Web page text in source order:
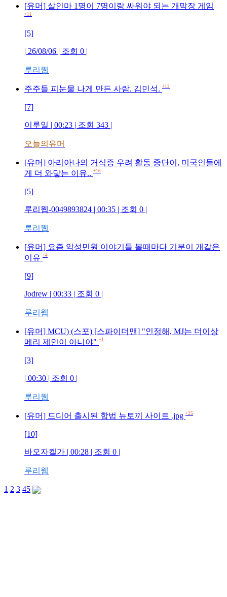
[유머] 살인마 1명이 7명이랑 싸워야 되는 개막장 게임
+11
[5]
| 26/08/06 | 조회 0 |
루리웹
주주들 피눈물 나게 만든 사람. 김민석. +12
[7]
이루일 | 00:23 | 조회 343 |
오늘의유머
[유머] 아리아나의 거식증 우려 활동 중단이, 미국인들에
게 더 와닿는 이유.. +16
[5]
루리웹-0049893824 | 00:35 | 조회 0 |
루리웹
[유머] 요즘 악성민원 이야기들 볼때마다 기분이 개같은
이유 +4
[9]
Jodrew | 00:33 | 조회 0 |
루리웹
[유머] MCU) (스포) [스파이더맨] "인정해, MJ는 더이상
메리 제인이 아니야" +1
[3]
| 00:30 | 조회 0 |
루리웹
[유머] 드디어 출시된 합법 뉴토끼 사이트 .jpg +25
[10]
바오자켈가 | 00:28 | 조회 0 |
루리웹
1 2 3 45